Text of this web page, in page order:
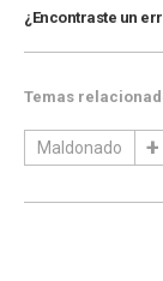
¿Encontraste un
Temas
Maldonado